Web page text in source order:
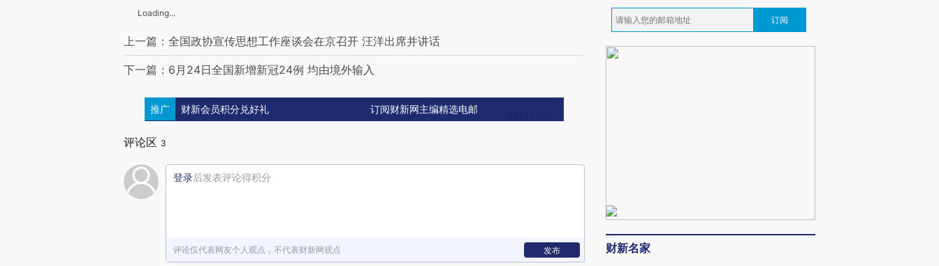
Loading...
上一篇：全国政协宣传思想工作座谈会在京召开 汪洋出席并讲话
下一篇：6月24日全国新增新冠24例 均由境外输入
推广 财新会员积分兑好礼 订阅财新网主编精选电邮
评论区 3
登录后发表评论得积分
评论仅代表网友个人观点，不代表财新网观点 发布
订阅
财新名家